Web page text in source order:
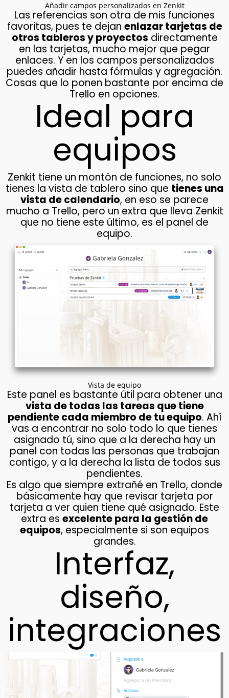
Añadir campos personalizados en Zenkit
Las referencias son otra de mis funciones
favoritas, pues te dejan enlazar tarjetas de
otros tableros y proyectos directamente
en las tarjetas, mucho mejor que pegar
enlaces. Y en los campos personalizados
puedes añadir hasta fórmulas y agregación.
Cosas que lo ponen bastante por encima de
Trello en opciones.
Ideal para
equipos
Zenkit tiene un montón de funciones, no solo
tienes la vista de tablero sino que tienes una
vista de calendario, en eso se parece
mucho a Trello, pero un extra que lleva Zenkit
que no tiene este último, es el panel de
equipo.
Vista de equipo
Este panel es bastante útil para obtener una
vista de todas las tareas que tiene
pendiente cada miembro de tu equipo. Ahí
vas a encontrar no solo todo lo que tienes
asignado tú, sino que a la derecha hay un
panel con todas las personas que trabajan
contigo, y a la derecha la lista de todos sus
pendientes.
Es algo que siempre extrañé en Trello, donde
básicamente hay que revisar tarjeta por
tarjeta a ver quien tiene qué asignado. Este
extra es excelente para la gestión de
equipos, especialmente si son equipos
grandes.
Interfaz,
diseño,
integraciones